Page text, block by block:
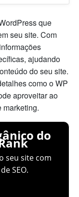
que
seu site. Com
ajudando
do seu site.
como o WP
aproveitar ao
marketing.
do
seu site com
SEO.